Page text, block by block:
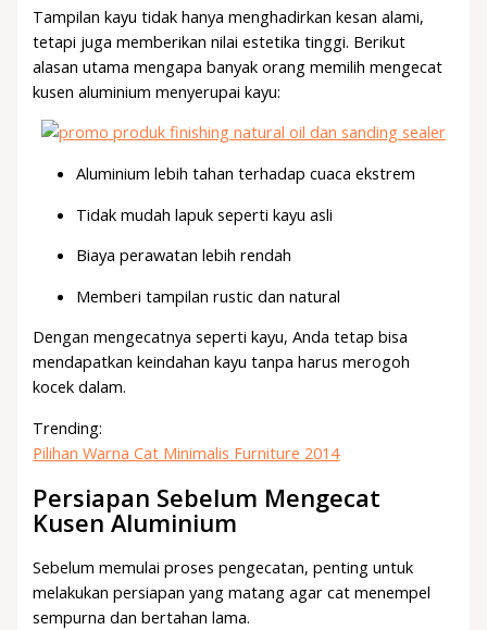
Tampilan kayu tidak hanya menghadirkan kesan alami,
tetapi juga memberikan nilai estetika tinggi. Berikut
alasan utama mengapa banyak orang memilih mengecat
kusen aluminium menyerupai kayu:
Aluminium lebih tahan terhadap cuaca ekstrem
Tidak mudah lapuk seperti kayu asli
Biaya perawatan lebih rendah
Memberi tampilan rustic dan natural
Dengan mengecatnya seperti kayu, Anda tetap bisa
mendapatkan keindahan kayu tanpa harus merogoh
kocek dalam.
Trending:
Pilihan Warna Cat Minimalis Furniture 2014
Persiapan Sebelum Mengecat
Kusen Aluminium
Sebelum memulai proses pengecatan, penting untuk
melakukan persiapan yang matang agar cat menempel
sempurna dan bertahan lama.